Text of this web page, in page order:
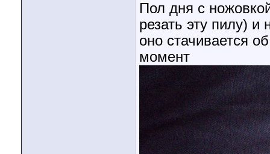
Пол дня с
резать эту пилу) и
оно стачивается
момент